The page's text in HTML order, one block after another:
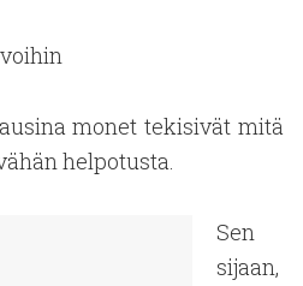
monet tekisivät mitä
helpotusta.
Sen
sijaan,